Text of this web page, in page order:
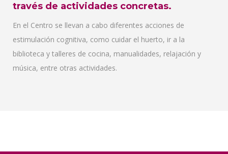
través de actividades concretas.
En el Centro se llevan a cabo diferentes acciones de
estimulación cognitiva, como cuidar el huerto, ir a la
biblioteca y talleres de cocina, manualidades, relajación y
música, entre otras actividades.